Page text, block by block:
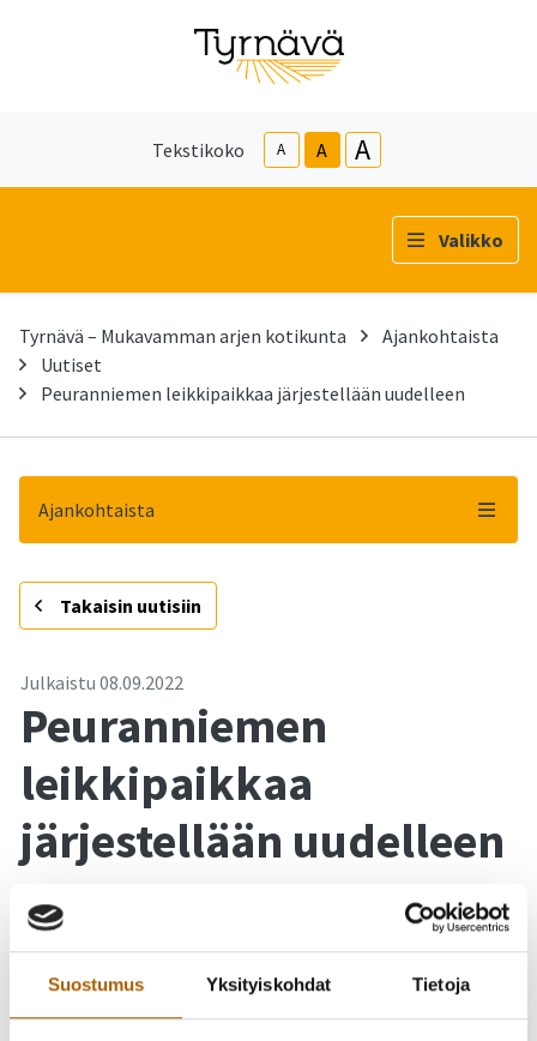
Suostumus Yksityiskohdat Tietoja
Tekstikoko A A A
Valikko
Tyrnävä – Mukavamman arjen kotikunta
Ajankohtaista
Uutiset
Peuranniemen leikkipaikkaa järjestellään uudelleen
Ajankohtaista
- Takaisin uutisiin
Julkaistu 08.09.2022
Peuranniemen
leikkipaikkaa
järjestellään uudelleen
Peuranniemen leikkipaikan välineitä järjestellään uudelleen
Osa leikkivälineistä puretaan pois talven ajaksi tämän
syksyn aikana ja asennetaan uudelle paikalle ensi kesänä.